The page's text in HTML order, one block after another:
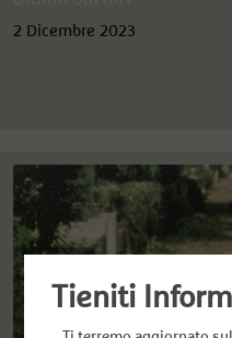
2 Dicembre 2023
Tieniti